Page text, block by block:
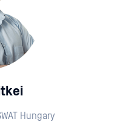
Hungary